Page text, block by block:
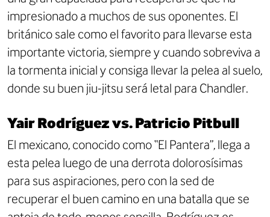
impresionado a muchos de sus oponentes. El
británico sale como el favorito para llevarse esta
importante victoria, siempre y cuando sobreviva a
la tormenta inicial y consiga llevar la pelea al suelo,
donde su buen jiu-jitsu será letal para Chandler.
Yair Rodríguez vs. Patricio Pitbull
El mexicano, conocido como “El Pantera”, llega a
esta pelea luego de una derrota dolorosísimas
para sus aspiraciones, pero con la sed de
recuperar el buen camino en una batalla que se